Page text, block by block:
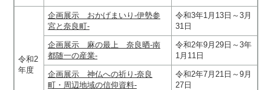
令和2
年度
企画展示 おかげまいり‐伊勢参
宮と奈良町‐
令和3年1月13日～3月
31日
企画展示 麻の最上 奈良晒-南
都随一の産業-
令和2年9月29日～3年
1月11日
企画展示 神仏への祈り-奈良
町・周辺地域の信仰資料-
令和2年7月21日～9月
27日